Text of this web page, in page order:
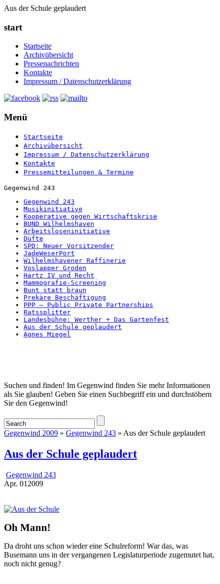
Aus der Schule geplaudert
start
Startseite
Archivübersicht
Pressenachrichten
Kontakte
Impressum / Datenschutzerklärung
Menü
Startseite
Archivübersicht
Impressum / Datenschutzerklärung
Kontakte
Pressemitteilungen & Termine
Gegenwind 243
Gegenwind 243
Musikinitiative
Kooperative gegen Wirtschaftskrise
BUND Wilhelmshaven
Arbeitsloseninitiative
Düfte
SPD: Neuer Vorsitzender
JadeWeserPort
Wilhelmshavener Raffinerie
Voslapper Groden
Hartz IV und Recht
Mammografie-Screening
Bunt statt braun
Prekäre Beschäftigung
PPP – Public Private Partnerships
Ratssplitter
Landesbühne: Werther + Das Gartenfest
Aus der Schule geplaudert
Agnes Miegel
Startseite
Suchen und finden! Im Gegenwind finden Sie mehr Informationen
als Sie glauben! Geben Sie einen Suchbegriff ein und durchstöbern
Sie den Gegenwind!
Gegenwind 2009 » Gegenwind 243 » Aus der Schule geplaudert
Aus der Schule geplaudert
Gegenwind 243
Apr. 01 2009
Oh Mann!
Da droht uns schon wieder eine Schulreform! War das, was
Busemann uns in der vergangenen Legislaturperiode zugemutet hat,
noch nicht genug?